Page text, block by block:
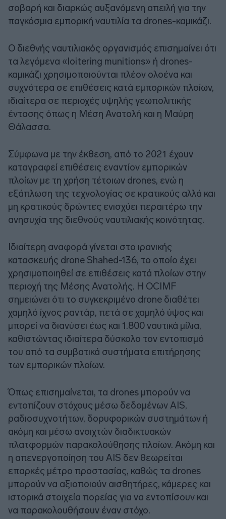
σοβαρή και διαρκώς αυξανόμενη απειλή για την
παγκόσμια εμπορική ναυτιλία τα drones-καμικάζι.
Ο διεθνής ναυτιλιακός οργανισμός επισημαίνει ότι
τα λεγόμενα «loitering munitions» ή drones-
καμικάζι χρησιμοποιούνται πλέον ολοένα και
συχνότερα σε επιθέσεις κατά εμπορικών πλοίων,
ιδιαίτερα σε περιοχές υψηλής γεωπολιτικής
έντασης όπως η Μέση Ανατολή και η Μαύρη
Θάλασσα.
Σύμφωνα με την έκθεση, από το 2021 έχουν
καταγραφεί επιθέσεις εναντίον εμπορικών
πλοίων με τη χρήση τέτοιων drones, ενώ η
εξάπλωση της τεχνολογίας σε κρατικούς αλλά και
μη κρατικούς δρώντες ενισχύει περαιτέρω την
ανησυχία της διεθνούς ναυτιλιακής κοινότητας.
Ιδιαίτερη αναφορά γίνεται στο ιρανικής
κατασκευής drone Shahed-136, το οποίο έχει
χρησιμοποιηθεί σε επιθέσεις κατά πλοίων στην
περιοχή της Μέσης Ανατολής. Η OCIMF
σημειώνει ότι το συγκεκριμένο drone διαθέτει
χαμηλό ίχνος ραντάρ, πετά σε χαμηλό ύψος και
μπορεί να διανύσει έως και 1.800 ναυτικά μίλια,
καθιστώντας ιδιαίτερα δύσκολο τον εντοπισμό
του από τα συμβατικά συστήματα επιτήρησης
των εμπορικών πλοίων.
Όπως επισημαίνεται, τα drones μπορούν να
εντοπίζουν στόχους μέσω δεδομένων AIS,
ραδιοσυχνοτήτων, δορυφορικών συστημάτων ή
ακόμη και μέσω ανοιχτών διαδικτυακών
πλατφορμών παρακολούθησης πλοίων. Ακόμη και
η απενεργοποίηση του AIS δεν θεωρείται
επαρκές μέτρο προστασίας, καθώς τα drones
μπορούν να αξιοποιούν αισθητήρες, κάμερες και
ιστορικά στοιχεία πορείας για να εντοπίσουν και
να παρακολουθήσουν έναν στόχο.